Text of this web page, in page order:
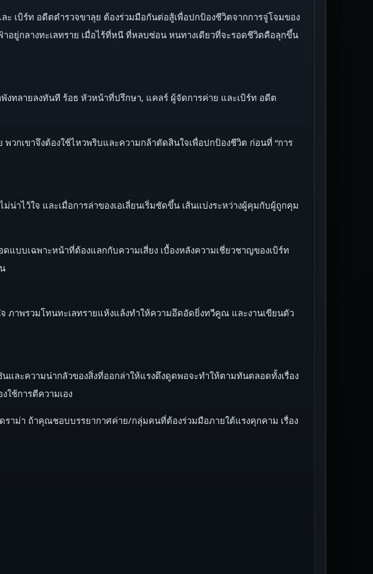
เบิร์ท อดีตตำรวจขาลุย ต้องร่วมมือกันต่อสู้เพื่อปกป้องชีวิตจากการจู่โจมของ
อยู่กลางทะเลทราย เมื่อไร้ที่หนี ที่หลบซ่อน หนทางเดียวที่จะรอดชีวิตคือลุกขึ้น
งทลายลงทันที ร้อธ หัวหน้าที่ปรึกษา, แคลร์ ผู้จัดการค่าย และเบิร์ท อดีต
กเขาจึงต้องใช้ไหวพริบและความกล้าตัดสินใจเพื่อปกป้องชีวิต ก่อนที่ “การ
าไว้ใจ และเมื่อการล่าของเอเลี่ยนเริ่มชัดขึ้น เส้นแบ่งระหว่างผู้คุมกับผู้ถูกคุม
แบบเฉพาะหน้าที่ต้องแลกกับความเสี่ยง เบื้องหลังความเชี่ยวชาญของเบิร์ท
าพรวมโทนทะเลทรายแห้งแล้งทำให้ความอึดอัดยิ่งทวีคูณ และงานเขียนตัว
ละความน่ากลัวของสิ่งที่ออกล่าให้แรงดึงดูดพอจะทำให้ตามทันตลอดทั้งเรื่อง
ใช้การตีความเอง
าม่า ถ้าคุณชอบบรรยากาศค่าย/กลุ่มคนที่ต้องร่วมมือภายใต้แรงคุกคาม เรื่อง